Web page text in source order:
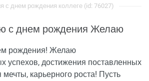
с днем рождения коллеге (id: 76027)
с днем рождения Желаю
рождения! Желаю
успехов, достижения поставленных
карьерного роста! Пусть